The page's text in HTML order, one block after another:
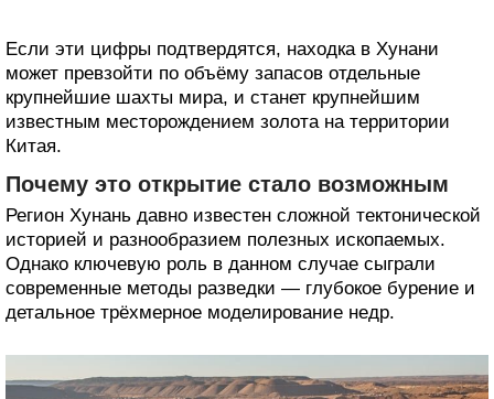
Если эти цифры подтвердятся, находка в Хунани
может превзойти по объёму запасов отдельные
крупнейшие шахты мира, и станет крупнейшим
известным месторождением золота на территории
Китая.
Почему это открытие стало возможным
Регион Хунань давно известен сложной тектонической
историей и разнообразием полезных ископаемых.
Однако ключевую роль в данном случае сыграли
современные методы разведки — глубокое бурение и
детальное трёхмерное моделирование недр.